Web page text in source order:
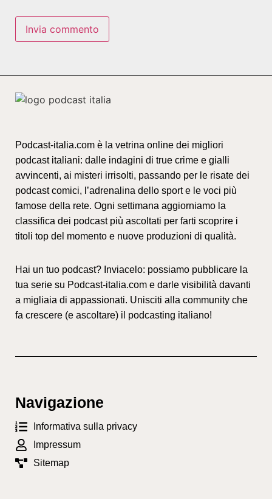
Podcast-italia.com è la vetrina online dei migliori
podcast italiani: dalle indagini di true crime e gialli
avvincenti, ai misteri irrisolti, passando per le risate dei
podcast comici, l’adrenalina dello sport e le voci più
famose della rete. Ogni settimana aggiorniamo la
classifica dei podcast più ascoltati per farti scoprire i
titoli top del momento e nuove produzioni di qualità.
Hai un tuo podcast? Inviacelo: possiamo pubblicare la
tua serie su Podcast-italia.com e darle visibilità davanti
a migliaia di appassionati. Unisciti alla community che
fa crescere (e ascoltare) il podcasting italiano!
Navigazione
Informativa sulla privacy
Impressum
Sitemap